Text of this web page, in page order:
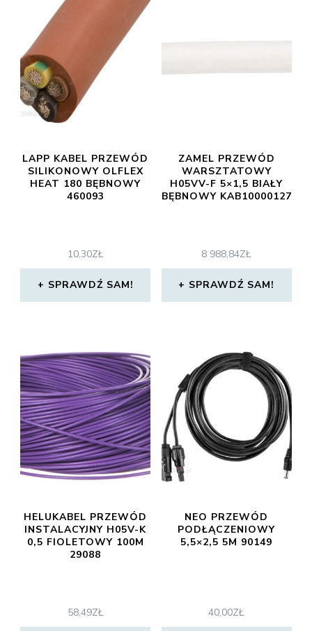
LAPP KABEL PRZEWÓD
SILIKONOWY OLFLEX
HEAT 180 BĘBNOWY
460093
10,30ZŁ
SPRAWDŹ SAM!
ZAMEL PRZEWÓD
WARSZTATOWY
H05VV-F 5×1,5 BIAŁY
BĘBNOWY KAB10000127
8 988,84ZŁ
SPRAWDŹ SAM!
HELUKABEL PRZEWÓD
INSTALACYJNY H05V-K
0,5 FIOLETOWY 100M
29088
58,49ZŁ
NEO PRZEWÓD
PODŁĄCZENIOWY
5,5×2,5 5M 90149
40,00ZŁ